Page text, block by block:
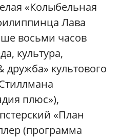
«Колыбельная
Лава
восьми часов
культура,
культового
плюс»),
«План
(программа